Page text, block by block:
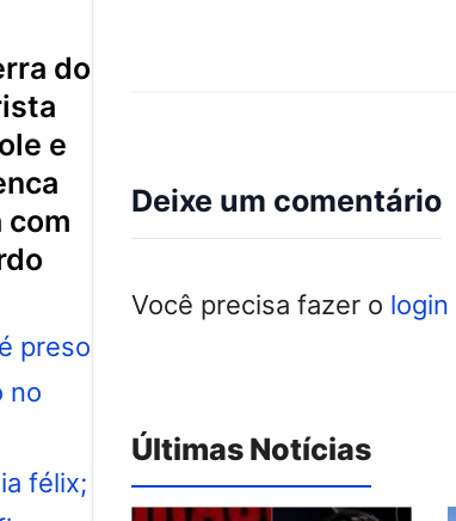
e
com
Deixe um comentário
Você precisa fazer o login
Últimas Notícias